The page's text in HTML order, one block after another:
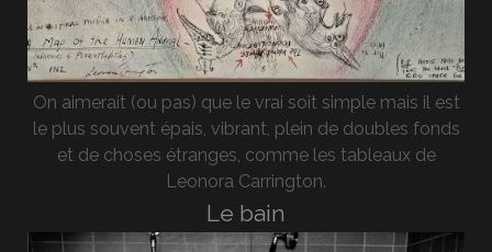
On aimerait (ou pas) que le vrai soit simple mais il est
le plus souvent épais, vibrant, plein de doubles fonds
et de choses étranges, comme les tableaux de
Leonora Carrington.
Le bain